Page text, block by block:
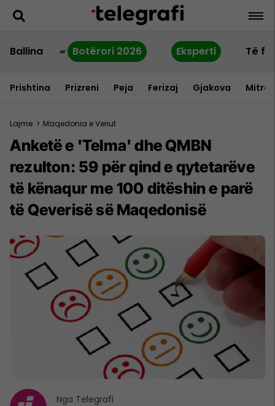
Ballina Botërori 2026 Eksperti Të
Prishtina Prizreni Peja Ferizaj Gjakova
Lajme > Maqedonia e Veriut
Anketë e 'Telma' dhe QMBN
rezulton: 59 për qind e qytetarëve
të kënaqur me 100 ditëshin e parë
të Qeverisë së Maqedonisë
Nga Telegrafi